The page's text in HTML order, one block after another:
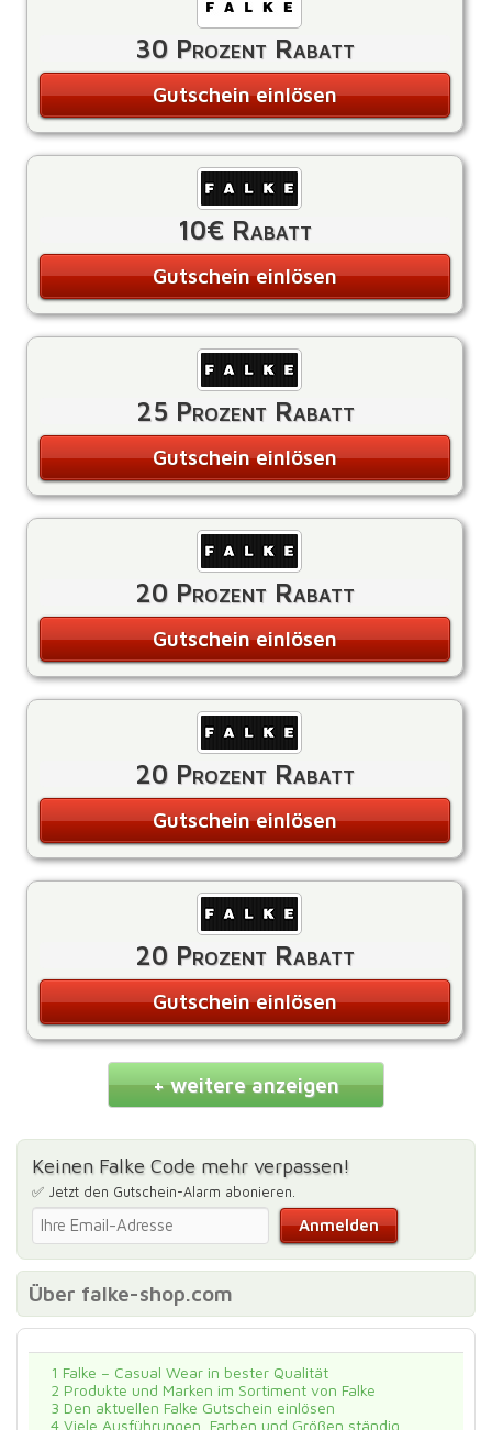
30 Prozent Rabatt
Gutschein einlösen
10€ Rabatt
Gutschein einlösen
25 Prozent Rabatt
Gutschein einlösen
20 Prozent Rabatt
Gutschein einlösen
20 Prozent Rabatt
Gutschein einlösen
20 Prozent Rabatt
Gutschein einlösen
+ weitere anzeigen
Keinen Falke Code mehr verpassen!
✅ Jetzt den Gutschein-Alarm abonieren.
Über falke-shop.com
1 Falke – Casual Wear in bester Qualität
2 Produkte und Marken im Sortiment von Falke
3 Den aktuellen Falke Gutschein einlösen
4 Viele Ausführungen, Farben und Größen ständig